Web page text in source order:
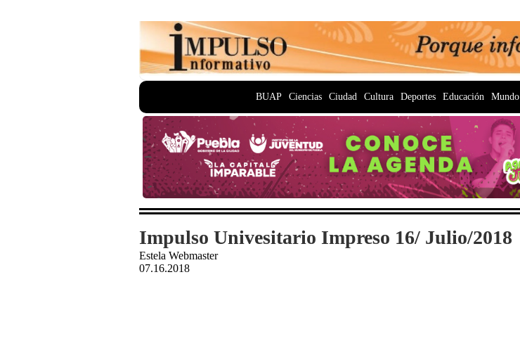
BUAP Ciencias Ciudad Cultura Deportes Educación Mundo
Impulso Univesitario Impreso 16/ Julio/2018
Estela Webmaster
07.16.2018